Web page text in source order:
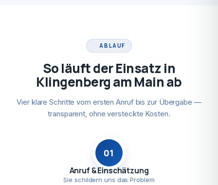
ABLAUF
So läuft der Einsatz in
Klingenberg am Main ab
Vier klare Schritte vom ersten Anruf bis zur Übergabe —
transparent, ohne versteckte Kosten.
01
Anruf & Einschätzung
Sie schildern uns das Problem